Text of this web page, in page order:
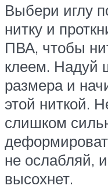
Выбери иглу
нитку и
ПВА, чтобы
клеем. Надуй
размера и
этой ниткой.
слишком
не ослабляй,
высохнет.